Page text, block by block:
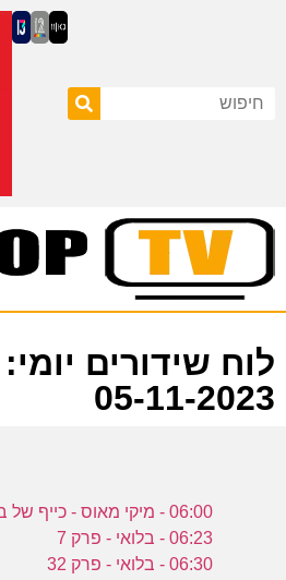
לוח שידורים
05-11-2023
06:00 - מיקי מאוס - כייף של בית - פרק 6
06:23 - בלואי - פרק 7
06:30 - בלואי - פרק 32